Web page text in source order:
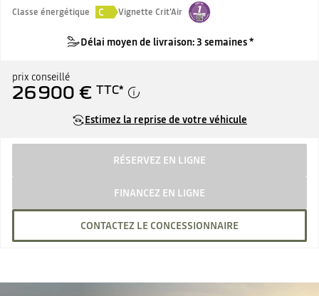
Classe énergétique
C Vignette Crit'Air
Délai moyen de livraison: 3 semaines *
prix conseillé
26 900 € TTC*
Estimez la reprise de votre véhicule
RÉSERVEZ EN LIGNE
FINANCEZ EN LIGNE
CONTACTEZ LE CONCESSIONNAIRE